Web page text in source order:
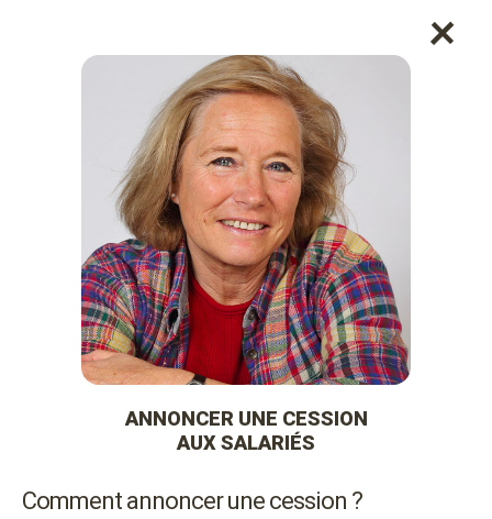
ANNONCER UNE CESSION
AUX SALARIÉS
Comment annoncer une cession ?
+